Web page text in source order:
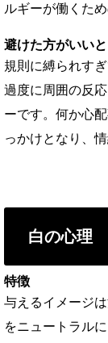
ルギーが働くた
避けた方がいい
規則に縛られす
過度に周囲の反
ーです。何か心
っかけとなり、
白の心理
特徴
与えるイメージ
をニュートラル